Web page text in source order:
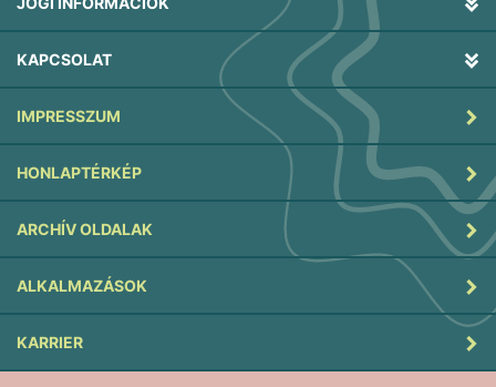
KAPCSOLAT
IMPRESSZUM
HONLAPTÉRKÉP
ARCHÍV OLDALAK
ALKALMAZÁSOK
KARRIER